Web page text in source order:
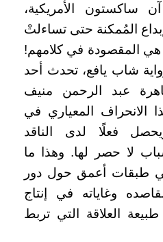
ساكستون الأمريكية،
المُمكنة حتى تساءلتْ
المقصودة في كلامهم!
شاب يافع، تحدث أحد
عبد الرحمن منيف
الانحراف المعياري في
فعلًا لدى الناقد
لا حصر لها. وهذا ما
طبقات أعمق حول دور
وغاياته في إنتاج
طبيعة العلاقة التي تربط